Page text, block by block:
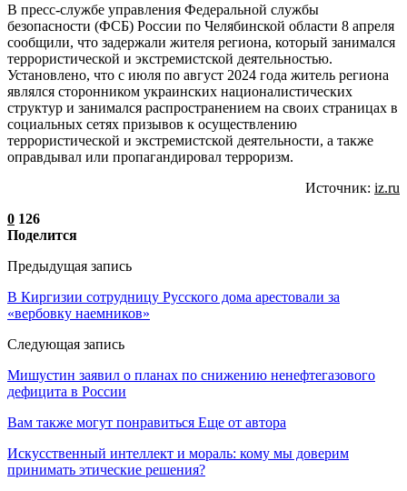
В пресс-службе управления Федеральной службы
безопасности (ФСБ) России по Челябинской области 8 апреля
сообщили, что задержали жителя региона, который занимался
террористической и экстремистской деятельностью.
Установлено, что с июля по август 2024 года житель региона
являлся сторонником украинских националистических
структур и занимался распространением на своих страницах в
социальных сетях призывов к осуществлению
террористической и экстремистской деятельности, а также
оправдывал или пропагандировал терроризм.
Источник: iz.ru
0 126
Поделится
Предыдущая запись
В Киргизии сотрудницу Русского дома арестовали за
«вербовку наемников»
Следующая запись
Мишустин заявил о планах по снижению ненефтегазового
дефицита в России
Вам также могут понравиться Еще от автора
Искусственный интеллект и мораль: кому мы доверим
принимать этические решения?